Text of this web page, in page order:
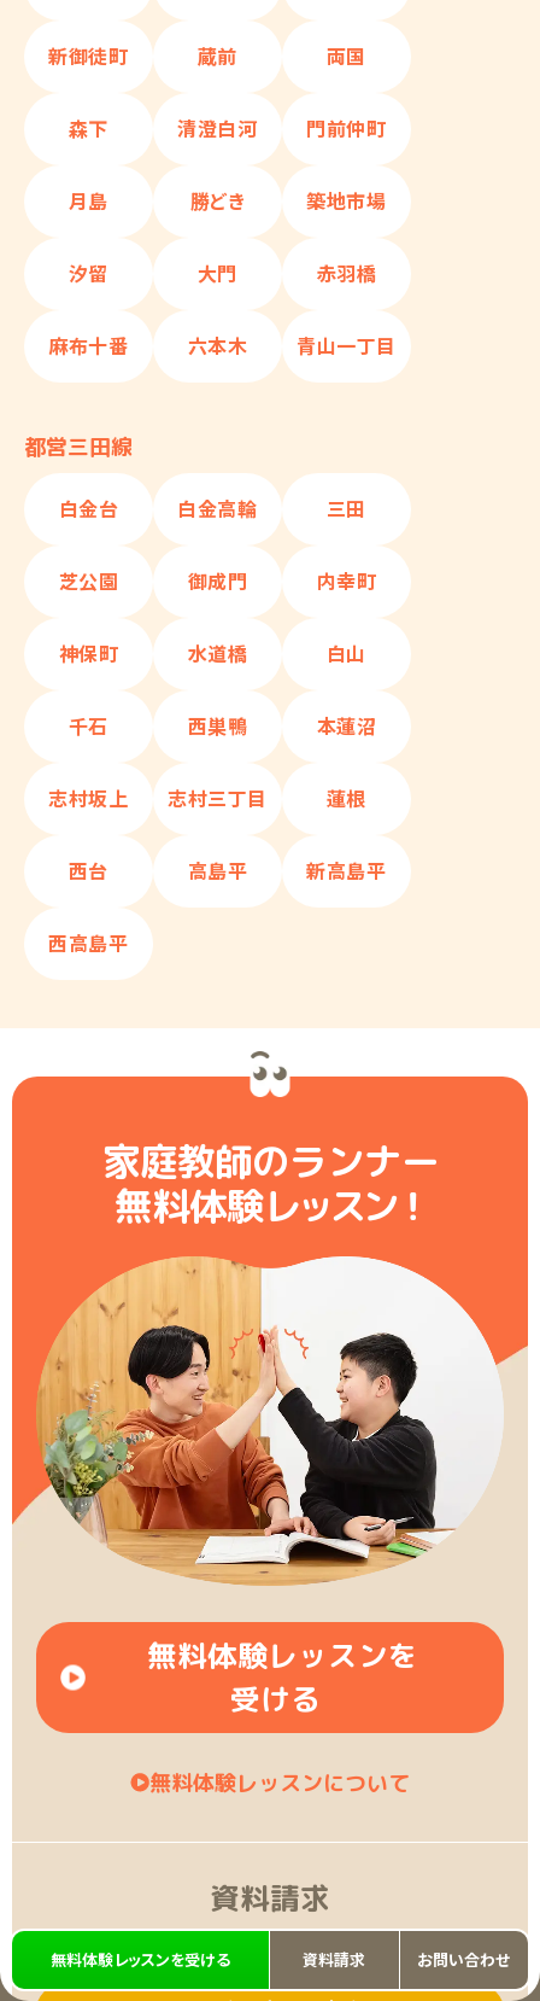
新御徒町 蔵前 両国
森下 清澄白河 門前仲町
月島 勝どき 築地市場
汐留 大門 赤羽橋
麻布十番 六本木 青山一丁目
都営三田線
白金台 白金高輪 三田
芝公園 御成門 内幸町
神保町 水道橋 白山
千石 西巣鴨 本蓮沼
志村坂上 志村三丁目 蓮根
西台 高島平 新高島平
西高島平
家庭教師のランナー
無料体験レッスン！
無料体験レッスンを
受ける
無料体験レッスンについて
資料請求
無料体験レッスンを受ける 資料請求 お問い合わせ